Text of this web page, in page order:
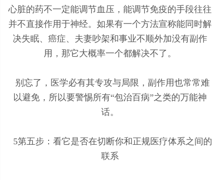
心脏的药不一定能调节血压，能调节免疫的手段往往
并不直接作用于神经。如果有一个方法宣称能同时解
决失眠、癌症、夫妻吵架和事业不顺外加没有副作
用，那它大概率一个都解决不了。
别忘了，医学必有其专攻与局限，副作用也常常难
以避免，所以要警惕所有“包治百病”之类的万能神
话。
5第五步：看它是否在切断你和正规医疗体系之间的
联系